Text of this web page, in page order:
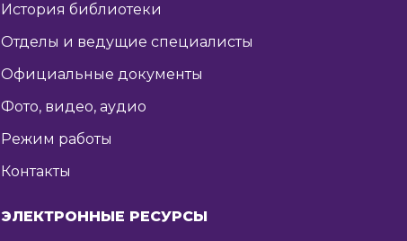
История библиотеки
Отделы и ведущие специалисты
Официальные документы
Фото, видео, аудио
Режим работы
Контакты
ЭЛЕКТРОННЫЕ РЕСУРСЫ